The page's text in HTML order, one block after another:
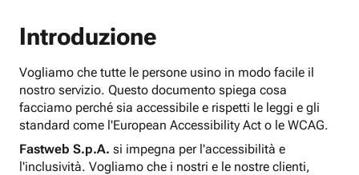
Introduzione
Vogliamo che tutte le persone usino in modo facile il
nostro servizio. Questo documento spiega cosa
facciamo perché sia accessibile e rispetti le leggi e gli
standard come l'European Accessibility Act o le WCAG.
Fastweb S.p.A. si impegna per l'accessibilità e
l'inclusività. Vogliamo che i nostri e le nostre clienti,